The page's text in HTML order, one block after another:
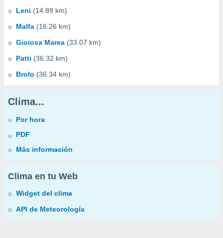
Leni (14.89 km)
Malfa (16.26 km)
Gioiosa Marea (33.07 km)
Patti (36.32 km)
Brolo (36.34 km)
Clima...
Por hora
PDF
Más información
Clima en tu Web
Widget del clima
API de Meteorología